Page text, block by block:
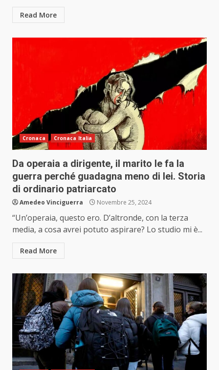
Read More
Cronaca Cronaca Italia
Da operaia a dirigente, il marito le fa la
guerra perché guadagna meno di lei. Storia
di ordinario patriarcato
Amedeo Vinciguerra Novembre 25, 2024
“Un’operaia, questo ero. D’altronde, con la terza
media, a cosa avrei potuto aspirare? Lo studio mi è...
Read More